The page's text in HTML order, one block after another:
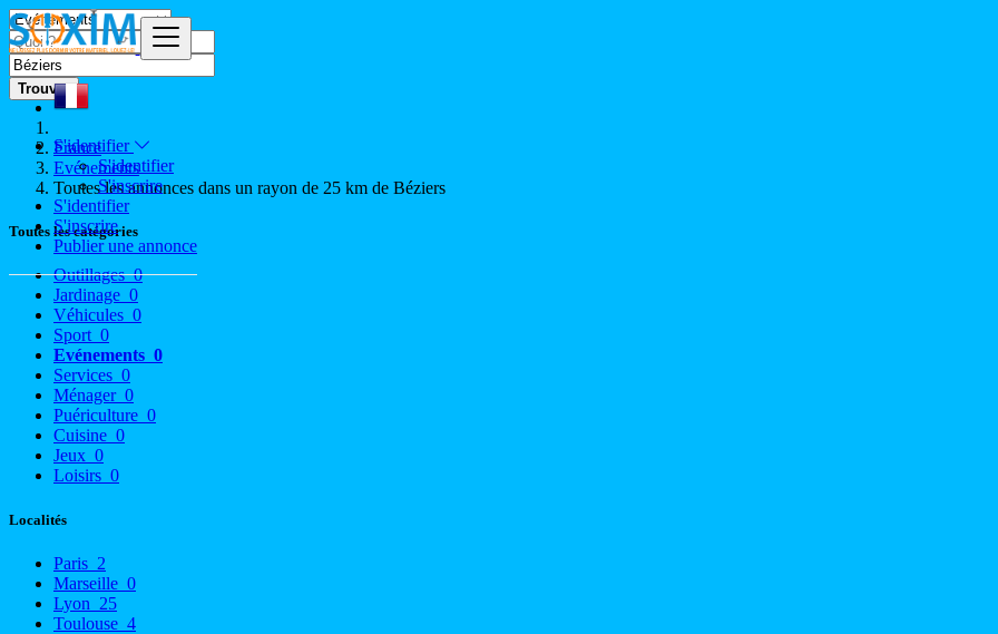
S'identifier
S'identifier
S'inscrire
S'identifier
S'inscrire
Publier une annonce
Trouver
France
Evénements
Toutes les annonces dans un rayon de 25 km de Béziers
Toutes les catégories
Outillages0
Jardinage 0
Véhicules 0
Sport 0
Evénements 0
Services 0
Ménager 0
Puériculture 0
Cuisine 0
Jeux 0
Loisirs 0
Localités
Paris 2
Marseille 0
Lyon 25
Toulouse 4